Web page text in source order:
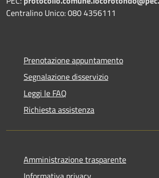
Centralino Unico: 080 4356111
Prenotazione appuntamento
Segnalazione disservizio
Leggi le FAQ
Richiesta assistenza
Amministrazione trasparente